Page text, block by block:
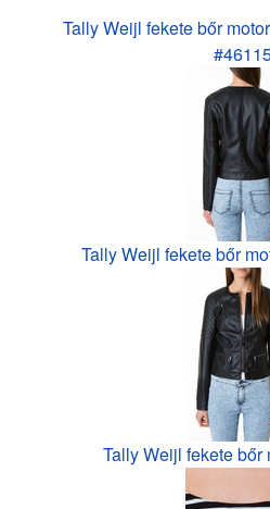
Tally Weijl fekete bőr
Tally Weijl fekete bőr
Tally Weijl fekete bőr